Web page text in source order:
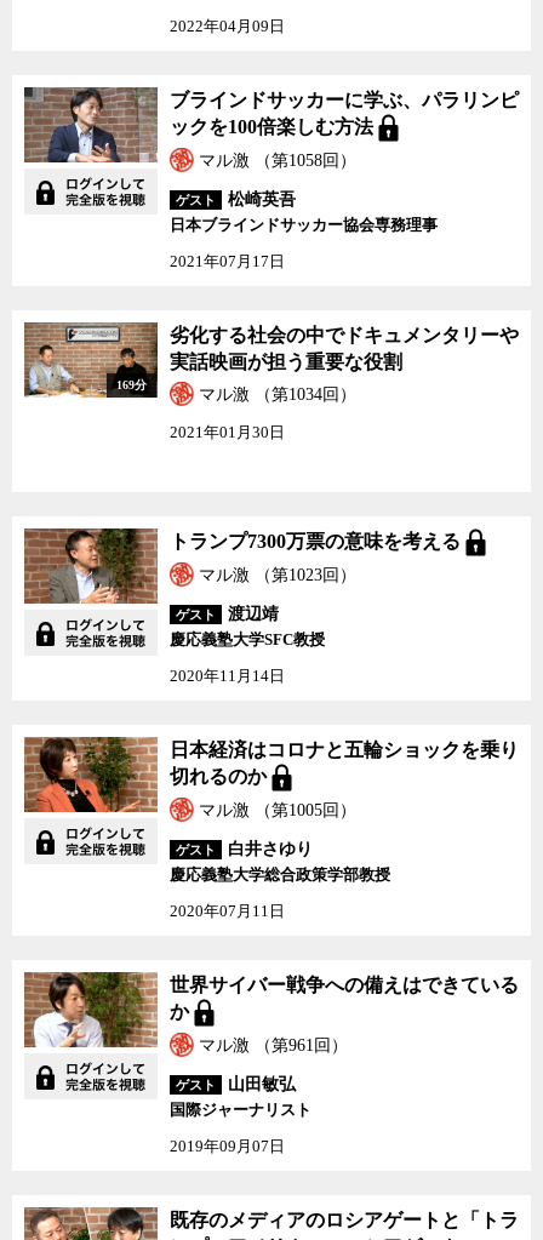
2022年04月09日
ブラインドサッカーに学ぶ、パラリンピ
ックを100倍楽しむ方法
マル激 （第1058回）
ゲスト
松崎英吾
日本ブラインドサッカー協会専務理事
2021年07月17日
169分
劣化する社会の中でドキュメンタリーや
実話映画が担う重要な役割
マル激 （第1034回）
2021年01月30日
トランプ7300万票の意味を考える
マル激 （第1023回）
ゲスト
渡辺靖
慶応義塾大学SFC教授
2020年11月14日
日本経済はコロナと五輪ショックを乗り
切れるのか
マル激 （第1005回）
ゲスト
白井さゆり
慶応義塾大学総合政策学部教授
2020年07月11日
世界サイバー戦争への備えはできている
か
マル激 （第961回）
ゲスト
山田敏弘
国際ジャーナリスト
2019年09月07日
既存のメディアのロシアゲートと「トラ